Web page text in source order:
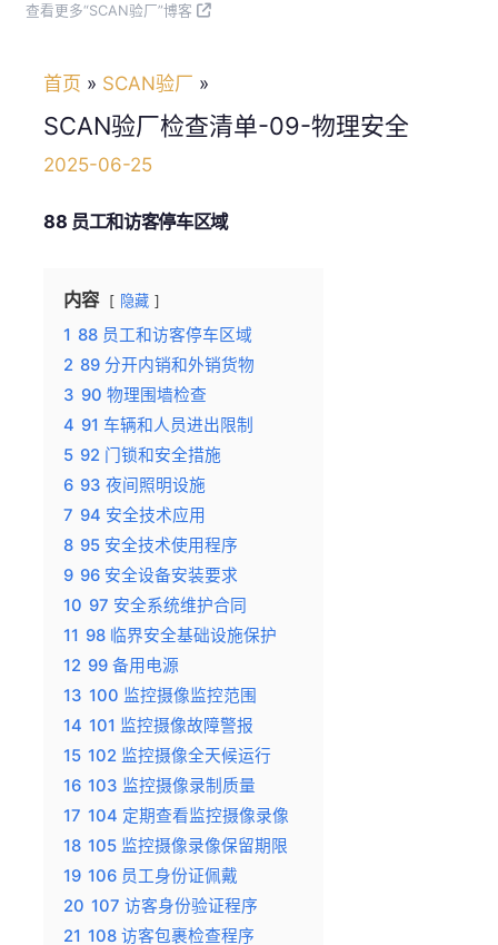
查看更多“SCAN验厂”博客
首页 SCAN验厂
SCAN验厂检查清单-09-物理安全
2025-06-25
88 员工和访客停车区域
内容 隐藏
1 88 员工和访客停车区域
2 89 分开内销和外销货物
3 90 物理围墙检查
4 91 车辆和人员进出限制
5 92 门锁和安全措施
6 93 夜间照明设施
7 94 安全技术应用
8 95 安全技术使用程序
9 96 安全设备安装要求
10 97 安全系统维护合同
11 98 临界安全基础设施保护
12 99 备用电源
13 100 监控摄像监控范围
14 101 监控摄像故障警报
15 102 监控摄像全天候运行
16 103 监控摄像录制质量
17 104 定期查看监控摄像录像
18 105 监控摄像录像保留期限
19 106 员工身份证佩戴
20 107 访客身份验证程序
21 108 访客包裹检查程序